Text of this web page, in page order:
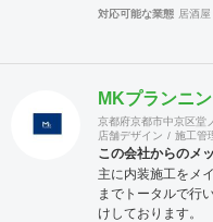
迅速にご対応致し
対応可能な業態 居酒屋
MKプランニ
京都府京都市中京区堂
店舗デザイン
施工管
この会社からのメ
主に内装施工をメ
までトータルで行
けしております。